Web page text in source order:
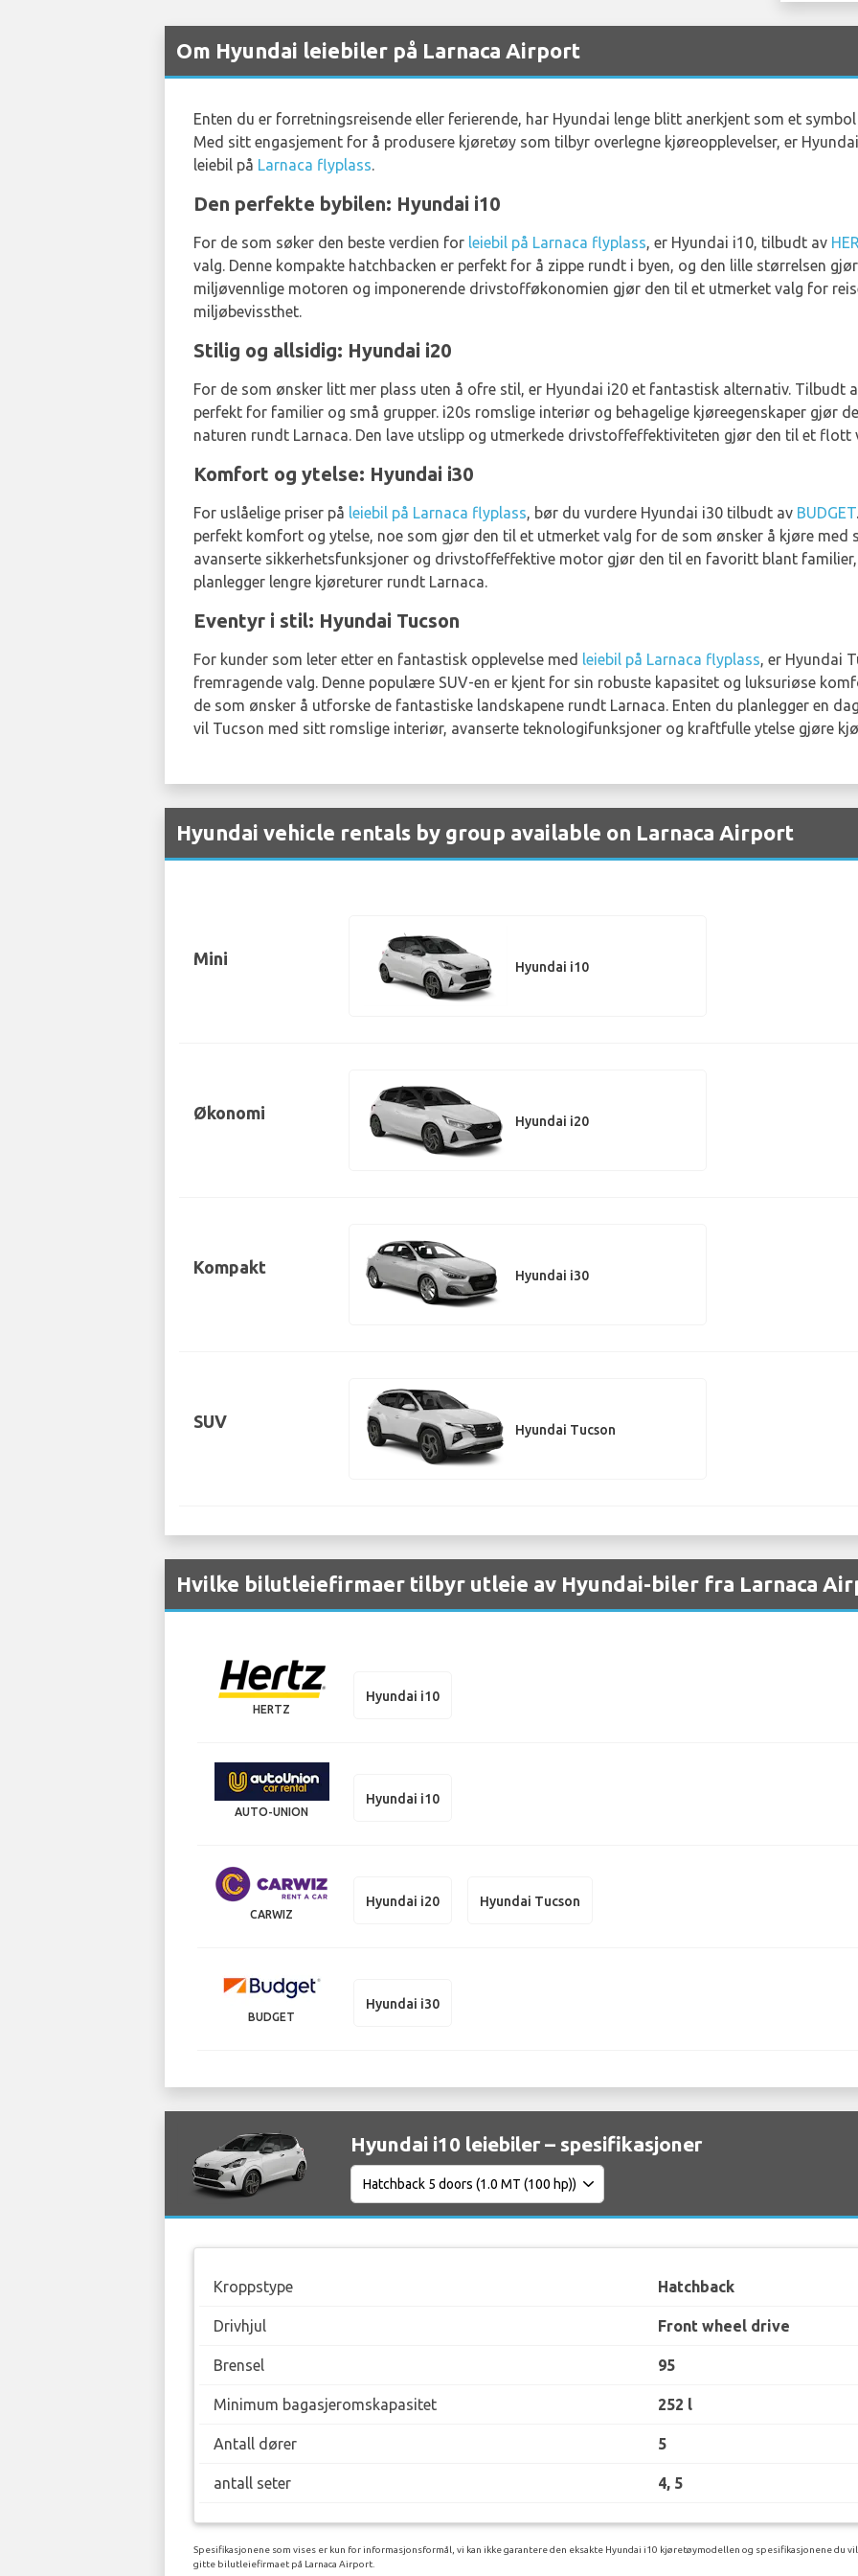
Om Hyundai leiebiler på Larnaca Airport
Enten du er forretningsreisende eller ferierende, har Hyundai lenge blitt anerkjent som et
Med sitt engasjement for å produsere kjøretøy som tilbyr overlegne kjøreopplevelser, er
leiebil på Larnaca flyplass.
Den perfekte bybilen: Hyundai i10
For de som søker den beste verdien for leiebil på Larnaca flyplass, er Hyundai i10, tilbudt av
valg. Denne kompakte hatchbacken er perfekt for å zippe rundt i byen, og den lille størrelsen
miljøvennlige motoren og imponerende drivstofføkonomien gjør den til et utmerket valg for
miljøbevissthet.
Stilig og allsidig: Hyundai i20
For de som ønsker litt mer plass uten å ofre stil, er Hyundai i20 et fantastisk alternativ. Tilbudt
perfekt for familier og små grupper. i20s romslige interiør og behagelige kjøreegenskaper gjør
naturen rundt Larnaca. Den lave utslipp og utmerkede drivstoffeffektiviteten gjør den til et flott
Komfort og ytelse: Hyundai i30
For uslåelige priser på leiebil på Larnaca flyplass, bør du vurdere Hyundai i30 tilbudt av BUDGET
perfekt komfort og ytelse, noe som gjør den til et utmerket valg for de som ønsker å kjøre med
avanserte sikkerhetsfunksjoner og drivstoffeffektive motor gjør den til en favoritt blant
planlegger lengre kjøreturer rundt Larnaca.
Eventyr i stil: Hyundai Tucson
For kunder som leter etter en fantastisk opplevelse med leiebil på Larnaca flyplass, er Hyundai
fremragende valg. Denne populære SUV-en er kjent for sin robuste kapasitet og luksuriøse
de som ønsker å utforske de fantastiske landskapene rundt Larnaca. Enten du planlegger en
vil Tucson med sitt romslige interiør, avanserte teknologifunksjoner og kraftfulle ytelse gjøre
Hyundai vehicle rentals by group available on Larnaca Airport
Mini Hyundai i10
Økonomi Hyundai i20
Kompakt Hyundai i30
SUV Hyundai Tucson
Hvilke bilutleiefirmaer tilbyr utleie av Hyundai-biler fra Larnaca
HERTZ
Hyundai i10
AUTO-UNION
Hyundai i10
CARWIZ
Hyundai i20 Hyundai Tucson
BUDGET
Hyundai i30
Hyundai i10 leiebiler – spesifikasjoner
Kroppstype Hatchback
Drivhjul Front wheel drive
Brensel 95
Minimum bagasjeromskapasitet 252 l
Antall dører 5
antall seter 4, 5
Spesifikasjonene som vises er kun for informasjonsformål, vi kan ikke garantere den eksakte Hyundai i10 kjøretøymodellen og spesifikasjonene du
gitte bilutleiefirmaet på Larnaca Airport.